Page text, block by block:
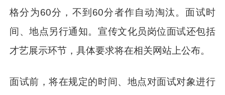
格分为60分，不到60分者作自动淘汰。面试时
间、地点另行通知。宣传文化员岗位面试还包括
才艺展示环节，具体要求将在相关网站上公布。
面试前，将在规定的时间、地点对面试对象进行